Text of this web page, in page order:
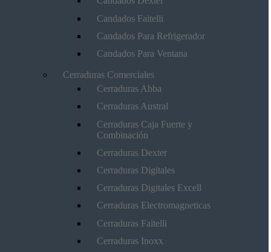
Candados Faitelli
Candados Para Refrigerador
Candados Para Ventana
Cerraduras Comerciales
Cerraduras Abba
Cerraduras Austral
Cerraduras Caja Fuerte y
Combinación
Cerraduras Dexter
Cerraduras Digitales
Cerraduras Digitales Excell
Cerraduras Electromagneticas
Cerraduras Faitelli
Cerraduras Inoxx